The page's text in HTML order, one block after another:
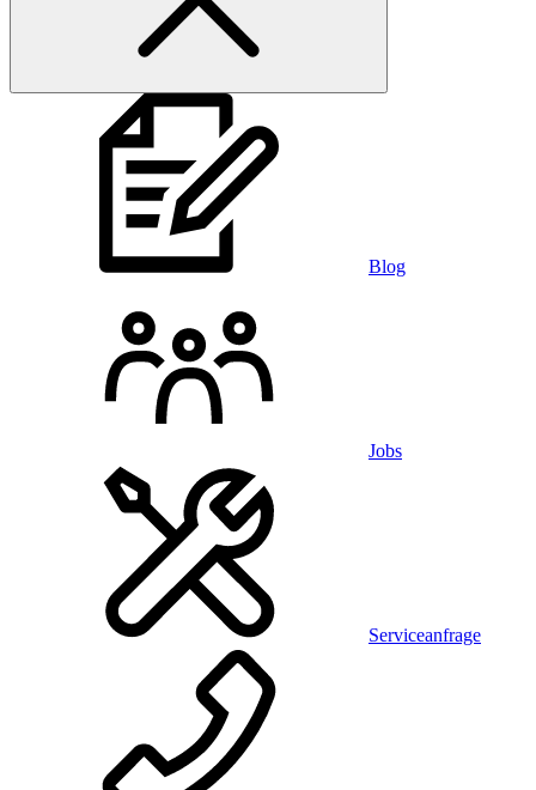
Blog
Jobs
Serviceanfrage